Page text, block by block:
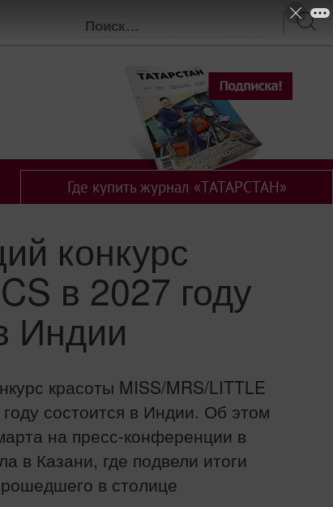
Где купить журнал «ТАТАРСТАН»
конкурс
в 2027 году
Индии
красоты MISS/MRS/LITTLE
состоится в Индии. Об этом
на пресс-конференции в
в Казани, где подвели итоги
в столице